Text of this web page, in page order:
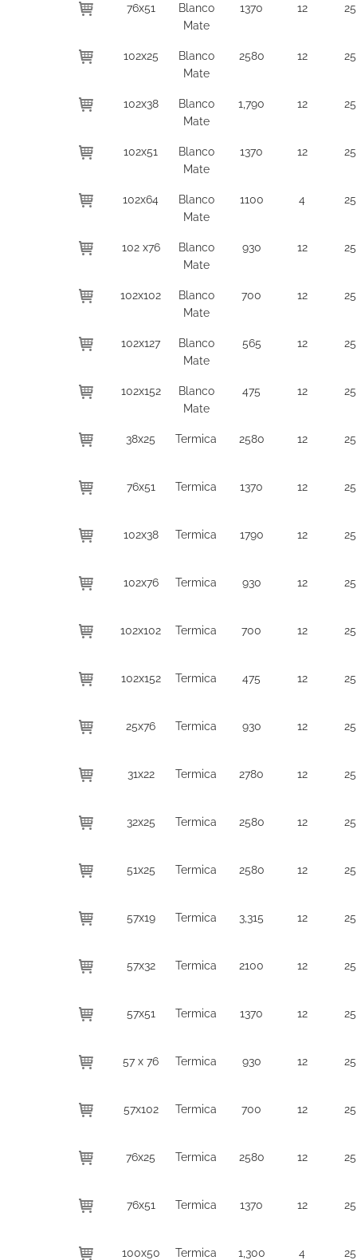
76x51
Blanco
Mate
1370 12 25
102x25
Blanco
Mate
2580 12 25
102x38
Blanco
Mate
1,790 12 25
102x51
Blanco
Mate
1370 12 25
102x64
Blanco
Mate
1100 4 25
102 x76
Blanco
Mate
930 12 25
102x102
Blanco
Mate
700 12 25
102x127
Blanco
Mate
565 12 25
102x152
Blanco
Mate
475 12 25
38x25 Termica 2580 12 25
76x51 Termica 1370 12 25
102x38 Termica 1790 12 25
102x76 Termica 930 12 25
102x102 Termica 700 12 25
102x152 Termica 475 12 25
25x76 Termica 930 12 25
31x22 Termica 2780 12 25
32x25 Termica 2580 12 25
51x25 Termica 2580 12 25
57x19 Termica 3,315 12 25
57x32 Termica 2100 12 25
57x51 Termica 1370 12 25
57 x 76 Termica 930 12 25
57x102 Termica 700 12 25
76x25 Termica 2580 12 25
76x51 Termica 1370 12 25
100x50 Termica 1,300 4 25